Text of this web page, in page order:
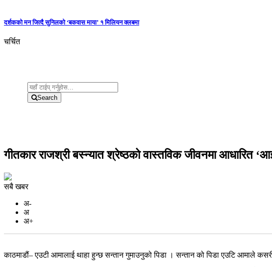
दर्शकको मन जित्दै सुनिलको ‘बकवास माया’ १ मिलियन क्लबमा
चर्चित
Search
गीतकार राजश्री बस्न्यात श्रेष्ठको वास्तविक जीवनमा आधारित
सबै खबर
अ-
अ
अ+
काठमाडौं– एउटी आमालाई थाहा हुन्छ सन्तान गुमाउनुको पिडा । सन्तान को पिडा एउटि आमाले